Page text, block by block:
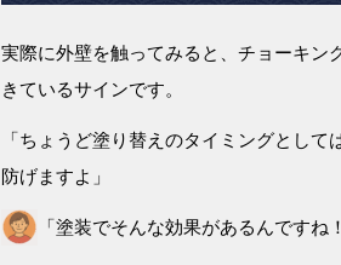
実際に外壁を触ってみると、チョーキン
きているサインです。
「ちょうど塗り替えのタイミングとし
防げますよ」
「塗装でそんな効果があるんですね